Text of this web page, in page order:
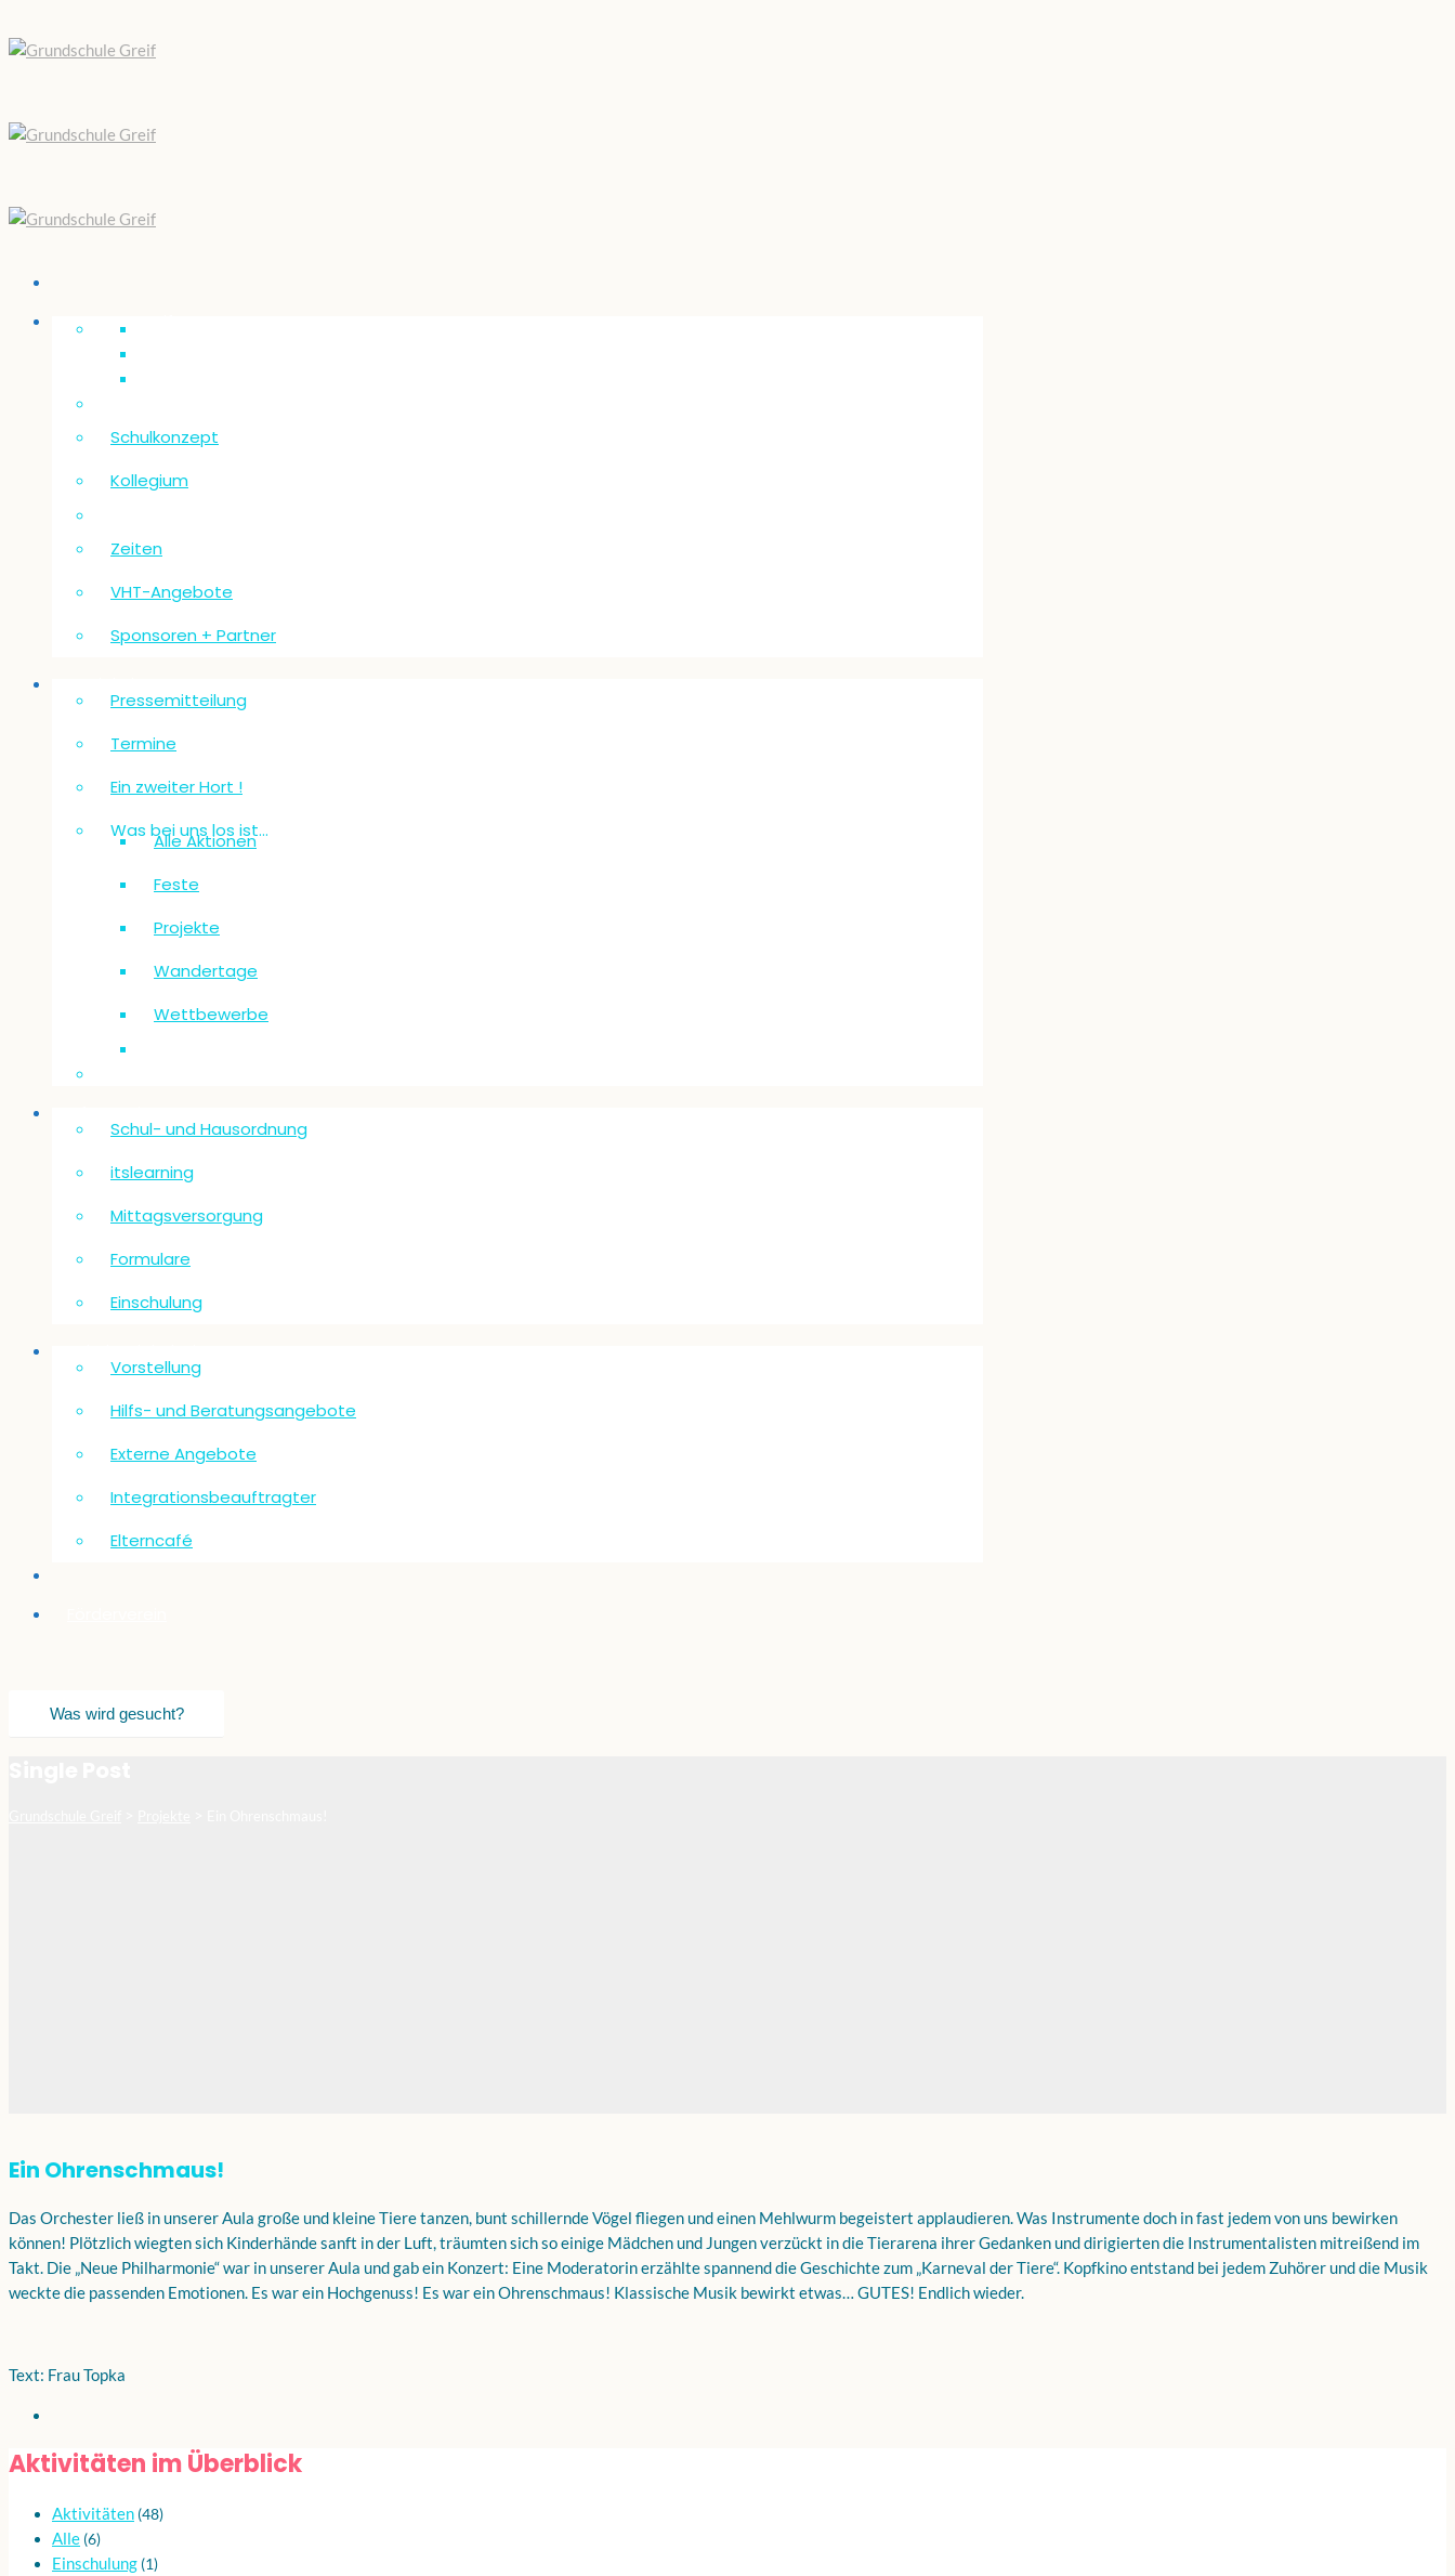
Unsere “Greif”
Schulkonzept
Kollegium
Zeiten
VHT-Angebote
Sponsoren + Partner
Pressemitteilung
Termine
Ein zweiter Hort !
Was bei uns los ist…
Alle Aktionen
Feste
Projekte
Wandertage
Wettbewerbe
Schul- und Hausordnung
itslearning
Mittagsversorgung
Formulare
Einschulung
Vorstellung
Hilfs- und Beratungsangebote
Externe Angebote
Integrationsbeauftragter
Elterncafé
Ein Ohrenschmaus!
Das Orchester ließ in unserer Aula große und kleine Tiere tanzen, bunt schillernde Vögel fliegen und einen Mehlwurm begeistert applaudieren. Was Instrumente doch in fast jedem von uns bewirken
können! Plötzlich wiegten sich Kinderhände sanft in der Luft, träumten sich so einige Mädchen und Jungen verzückt in die Tierarena ihrer Gedanken und dirigierten die Instrumentalisten mitreißend im
Takt. Die „Neue Philharmonie“ war in unserer Aula und gab ein Konzert: Eine Moderatorin erzählte spannend die Geschichte zum „Karneval der Tiere“. Kopfkino entstand bei jedem Zuhörer und die Musik
weckte die passenden Emotionen. Es war ein Hochgenuss! Es war ein Ohrenschmaus! Klassische Musik bewirkt etwas… GUTES! Endlich wieder.
Text: Frau Topka
Aktivitäten im Überblick
Aktivitäten (48)
Alle (6)
Einschulung (1)